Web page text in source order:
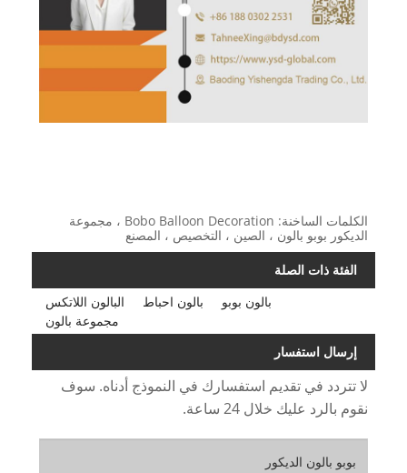
الكلمات الساخنة: Bobo Balloon Decoration ، مجموعة
الديكور بوبو بالون ، الصين ، التخصيص ، المصنع
الفئة ذات الصلة
البالون اللاتكس
بالون احباط
بالون بوبو
مجموعة بالون
إرسال استفسار
لا تتردد في تقديم استفسارك في النموذج أدناه. سوف
نقوم بالرد عليك خلال 24 ساعة.